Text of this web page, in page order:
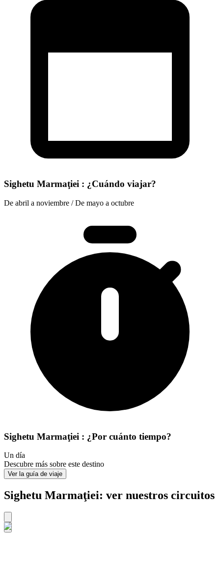
Sighetu Marmaţiei : ¿Cuándo viajar?
De abril a noviembre / De mayo a octubre
Sighetu Marmaţiei : ¿Por cuánto tiempo?
Un día
Descubre más sobre este destino
Ver la guía de viaje
Sighetu Marmaţiei: ver nuestros circuitos